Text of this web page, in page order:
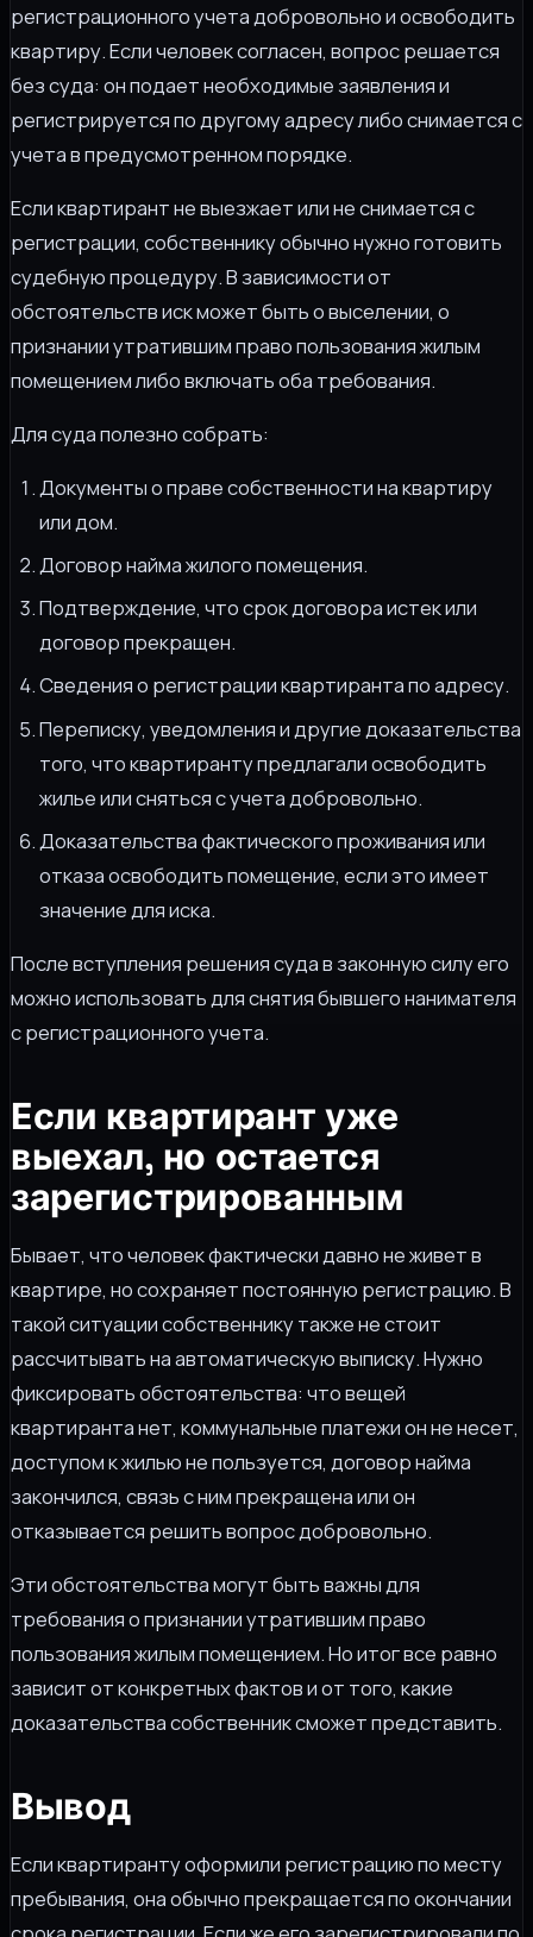
регистрационного учета добровольно и освободить
квартиру. Если человек согласен, вопрос решается
без суда: он подает необходимые заявления и
регистрируется по другому адресу либо снимается с
учета в предусмотренном порядке.
Если квартирант не выезжает или не снимается с
регистрации, собственнику обычно нужно готовить
судебную процедуру. В зависимости от
обстоятельств иск может быть о выселении, о
признании утратившим право пользования жилым
помещением либо включать оба требования.
Для суда полезно собрать:
Документы о праве собственности на квартиру
или дом.
Договор найма жилого помещения.
Подтверждение, что срок договора истек или
договор прекращен.
Сведения о регистрации квартиранта по адресу.
Переписку, уведомления и другие доказательства
того, что квартиранту предлагали освободить
жилье или сняться с учета добровольно.
Доказательства фактического проживания или
отказа освободить помещение, если это имеет
значение для иска.
После вступления решения суда в законную силу его
можно использовать для снятия бывшего нанимателя
с регистрационного учета.
Если квартирант уже
выехал, но остается
зарегистрированным
Бывает, что человек фактически давно не живет в
квартире, но сохраняет постоянную регистрацию. В
такой ситуации собственнику также не стоит
рассчитывать на автоматическую выписку. Нужно
фиксировать обстоятельства: что вещей
квартиранта нет, коммунальные платежи он не несет,
доступом к жилью не пользуется, договор найма
закончился, связь с ним прекращена или он
отказывается решить вопрос добровольно.
Эти обстоятельства могут быть важны для
требования о признании утратившим право
пользования жилым помещением. Но итог все равно
зависит от конкретных фактов и от того, какие
доказательства собственник сможет представить.
Вывод
Если квартиранту оформили регистрацию по месту
пребывания, она обычно прекращается по окончании